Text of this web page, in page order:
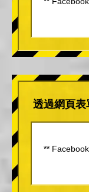
透過網頁表
**